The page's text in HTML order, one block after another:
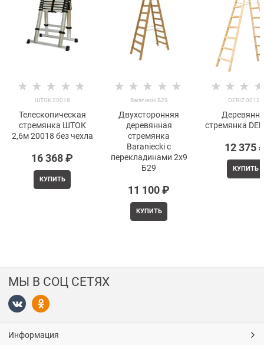
ШТОК 20018
Телескопическая
стремянка ШТОК
2,6м 20018 без чехла
16 368 ₽
КУПИТЬ
Baraniecki Б29
Двухсторонняя
деревянная
стремянка
Baraniecki с
перекладинами 2х9
Б29
11 100 ₽
КУПИТЬ
DERIZ 00129
стремянка
12 375
КУПИТЬ
МЫ В СОЦ СЕТЯХ
Информация